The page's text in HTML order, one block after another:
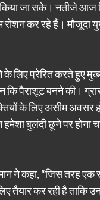
जा सके। नतीजे आज
रोशन कर रहे हैं। मौजूदा
लिए प्रेरित करते हुए
कि पैराशूट बनने की।
के लिए असीम
बुलंदी छूने पर होना
ने कहा, “जिस तरह
तैयार कर रही है